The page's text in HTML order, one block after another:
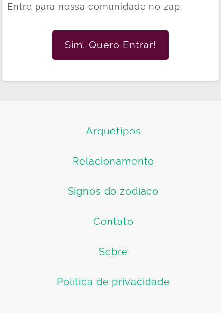
Entre para nossa comunidade no zap:
Sim, Quero Entrar!
Arquétipos
Relacionamento
Signos do zodíaco
Contato
Sobre
Política de privacidade